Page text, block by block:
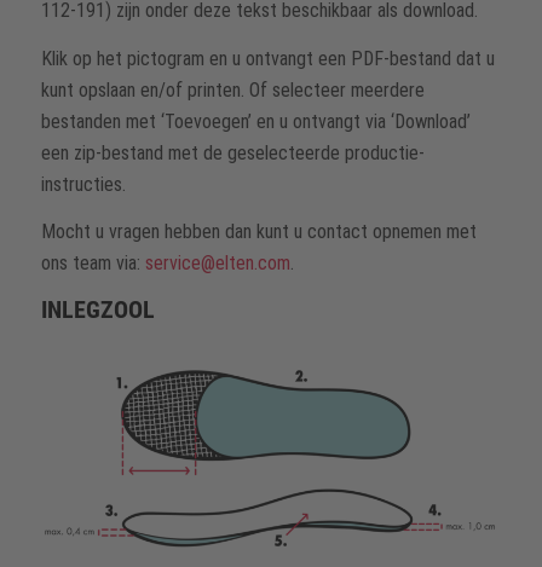
112-191) zijn onder deze tekst beschikbaar als download.
Klik op het pictogram en u ontvangt een PDF-bestand dat u
kunt opslaan en/of printen. Of selecteer meerdere
bestanden met ‘Toevoegen’ en u ontvangt via ‘Download’
een zip-bestand met de geselecteerde productie-
instructies.
Mocht u vragen hebben dan kunt u contact opnemen met
ons team via: service@elten.com.
INLEGZOOL